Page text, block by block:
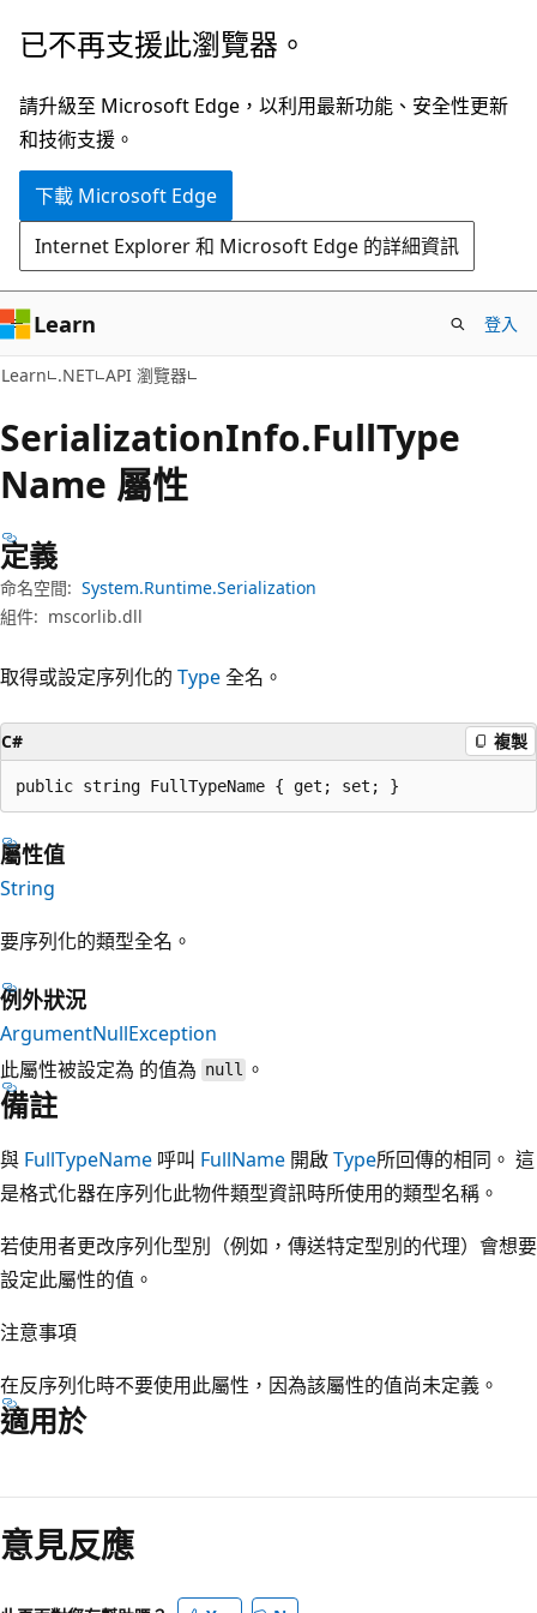
跳
主
要
內
跳
頁
面
內
覽
已不再支援此瀏覽器。
請升級至 Microsoft Edge，以利用最新功能、安全性更新
和技術支援。
下載 Microsoft Edge
Internet Explorer 和 Microsoft Edge 的詳細資訊
Learn 登入
Learn .NET API 瀏覽器
SerializationInfo.FullType
Name 屬性
定義
命名空間: System.Runtime.Serialization
組件: mscorlib.dll
取得或設定序列化的 Type全名。
C# 複製
public string FullTypeName { get; set; }
屬性值
String
要序列化的類型全名。
例外狀況
ArgumentNullException
此屬性被設定為 的值為 null 。
備註
與 FullTypeName 呼叫 FullName 開啟Type所回傳的相同。 這
是格式化器在序列化此物件類型資訊時所使用的類型名稱。
若使用者更改序列化型別（例如，傳送特定型別的代理）會想要
設定此屬性的值。
注意事項
在反序列化時不要使用此屬性，因為該屬性的值尚未定義。
適用於
讀
模
已
意見反應